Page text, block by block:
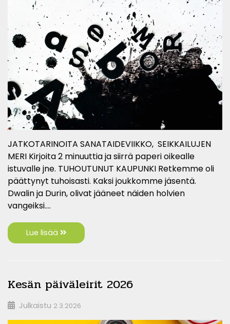
JATKOTARINOITA SANATAIDEVIIKKO, SEIKKAILUJEN
MERI Kirjoita 2 minuuttia ja siirrä paperi oikealle
istuvalle jne. TUHOUTUNUT KAUPUNKI Retkemme oli
päättynyt tuhoisasti. Kaksi joukkomme jäsentä.
Dwalin ja Durin, olivat jääneet näiden holvien
vangeiksi.…
Lue lisää
Kesän päiväleirit 2026
Julkaistu 2.3.2026